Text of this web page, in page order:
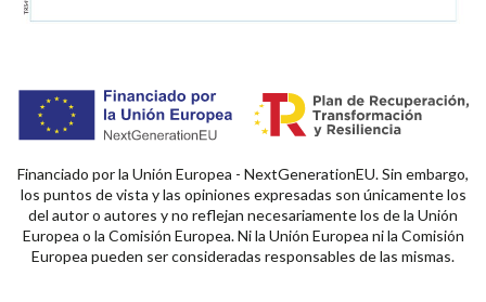
Financiado por la Unión Europea - NextGenerationEU. Sin embargo,
los puntos de vista y las opiniones expresadas son únicamente los
del autor o autores y no reflejan necesariamente los de la Unión
Europea o la Comisión Europea. Ni la Unión Europea ni la Comisión
Europea pueden ser consideradas responsables de las mismas.